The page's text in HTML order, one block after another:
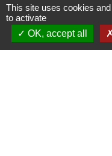
This site uses cookies
to activate
OK, accept all